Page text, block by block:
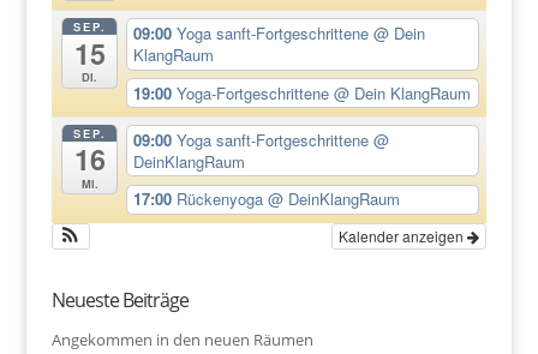
SEP.
15
Di.
09:00Yoga sanft-Fortgeschrittene@ Dein
KlangRaum
19:00Yoga-Fortgeschrittene@ Dein KlangRaum
SEP.
16
Mi.
09:00Yoga sanft-Fortgeschrittene@
DeinKlangRaum
17:00 Rückenyoga@ DeinKlangRaum
Kalender anzeigen
Neueste Beiträge
Angekommen in den neuen Räumen